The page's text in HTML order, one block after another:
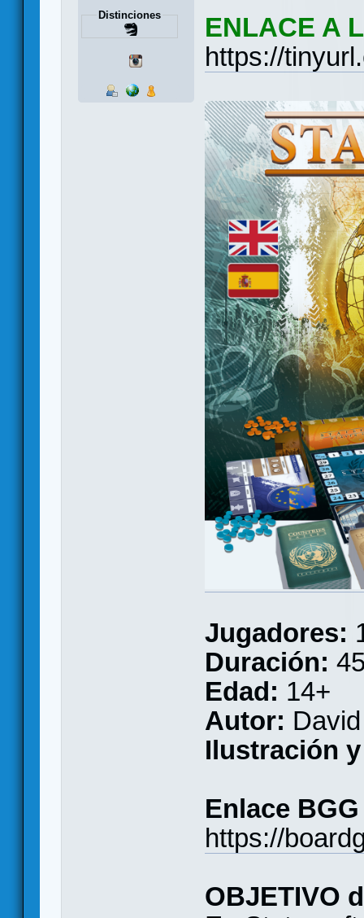
Distinciones
ENLACE A
https://
Jugadores:
Duración:
Edad: 14+
Autor:
Ilustración
Enlace BGG
https://
OBJETIVO